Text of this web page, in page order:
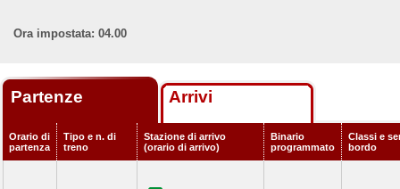
Ora impostata: 04.00
Partenze Arrivi
Orario di
partenza
Tipo e n. di
treno
Stazione di arrivo
(orario di arrivo)
Binario
programmato
Classi e
bordo